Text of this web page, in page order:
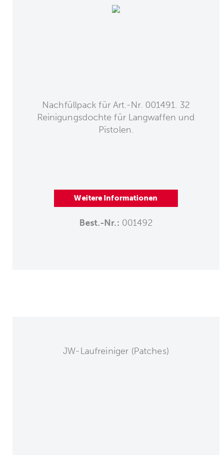
Nachfüllpack für Art.-Nr. 001491. 32
Reinigungsdochte für Langwaffen und
Pistolen.
Weitere Informationen
Best.-Nr.: 001492
JW-Laufreiniger (Patches)